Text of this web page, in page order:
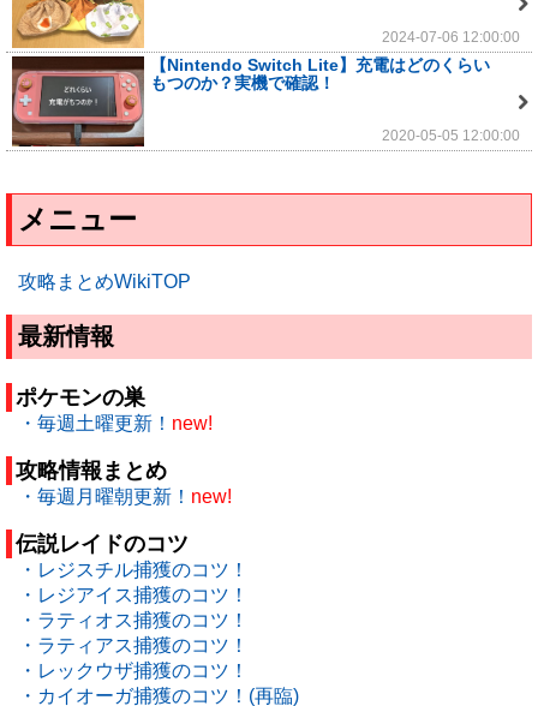
2024-07-06 12:00:00
【Nintendo Switch Lite】充電はどのくらい
もつのか？実機で確認！
2020-05-05 12:00:00
メニュー
攻略まとめWikiTOP
最新情報
ポケモンの巣
・毎週土曜更新！ new!
攻略情報まとめ
・毎週月曜朝更新！ new!
伝説レイドのコツ
・レジスチル捕獲のコツ！
・レジアイス捕獲のコツ！
・ラティオス捕獲のコツ！
・ラティアス捕獲のコツ！
・レックウザ捕獲のコツ！
・カイオーガ捕獲のコツ！(再臨)